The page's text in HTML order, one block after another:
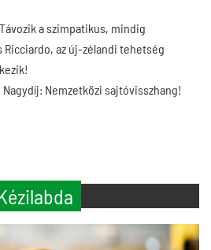
a szimpatikus, mindig
Ricciardo, az új-zélandi tehetség
Nemzetközi sajtóvisszhang!